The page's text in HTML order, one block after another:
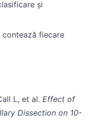
și
contează fiecare
L, et al. Effect of
Dissection on 10-